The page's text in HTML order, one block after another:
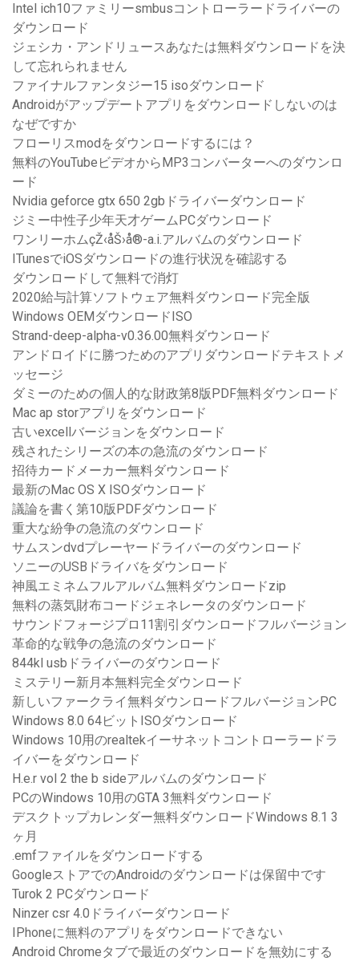
Intel ich10ファミリーsmbusコントローラードライバーの
ダウンロード
ジェシカ・アンドリュースあなたは無料ダウンロードを決
して忘れられません
ファイナルファンタジー15 isoダウンロード
Androidがアップデートアプリをダウンロードしないのは
なぜですか
フローリスmodをダウンロードするには？
無料のYouTubeビデオからMP3コンバーターへのダウンロ
ード
Nvidia geforce gtx 650 2gbドライバーダウンロード
ジミー中性子少年天才ゲームPCダウンロード
ワンリーホムçŽ‹åŠ›å®-a.i.アルバムのダウンロード
ITunesでiOSダウンロードの進行状況を確認する
ダウンロードして無料で消灯
2020給与計算ソフトウェア無料ダウンロード完全版
Windows OEMダウンロードISO
Strand-deep-alpha-v0.36.00無料ダウンロード
アンドロイドに勝つためのアプリダウンロードテキストメ
ッセージ
ダミーのための個人的な財政第8版PDF無料ダウンロード
Mac ap storアプリをダウンロード
古いexcellバージョンをダウンロード
残されたシリーズの本の急流のダウンロード
招待カードメーカー無料ダウンロード
最新のMac OS X ISOダウンロード
議論を書く第10版PDFダウンロード
重大な紛争の急流のダウンロード
サムスンdvdプレーヤードライバーのダウンロード
ソニーのUSBドライバをダウンロード
神風エミネムフルアルバム無料ダウンロードzip
無料の蒸気財布コードジェネレータのダウンロード
サウンドフォージプロ11割引ダウンロードフルバージョン
革命的な戦争の急流のダウンロード
844kl usbドライバーのダウンロード
ミステリー新月本無料完全ダウンロード
新しいファークライ無料ダウンロードフルバージョンPC
Windows 8.0 64ビットISOダウンロード
Windows 10用のrealtekイーサネットコントローラードラ
イバーをダウンロード
H.e.r vol 2 the b sideアルバムのダウンロード
PCのWindows 10用のGTA 3無料ダウンロード
デスクトップカレンダー無料ダウンロードWindows 8.1 3
ヶ月
.emfファイルをダウンロードする
GoogleストアでのAndroidのダウンロードは保留中です
Turok 2 PCダウンロード
Ninzer csr 4.0ドライバーダウンロード
IPhoneに無料のアプリをダウンロードできない
Android Chromeタブで最近のダウンロードを無効にする